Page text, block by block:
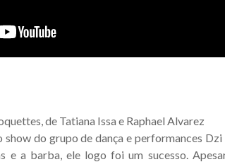
de Tatiana Issa e Raphael Alvarez
do grupo de dança e performances
e a barba, ele logo foi um sucesso.